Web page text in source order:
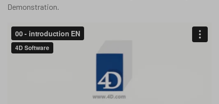
Demonstration.